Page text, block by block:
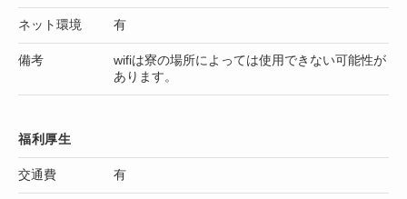
ネット環境 有
備考
wifiは寮の場所によっては使用できない可能性が
あります。
福利厚生
交通費 有